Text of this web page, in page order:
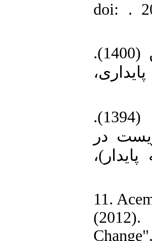
اقتصادی توسعه ایران، 10(1)، صص 226-207 . doi:
9. ابراهیمیان کفشائی، آذر و پروانه سلاطین (1400).
10. مهدوی، ابوالقاسم و سونای امیربابایی (1394).
در
11.
(2012).